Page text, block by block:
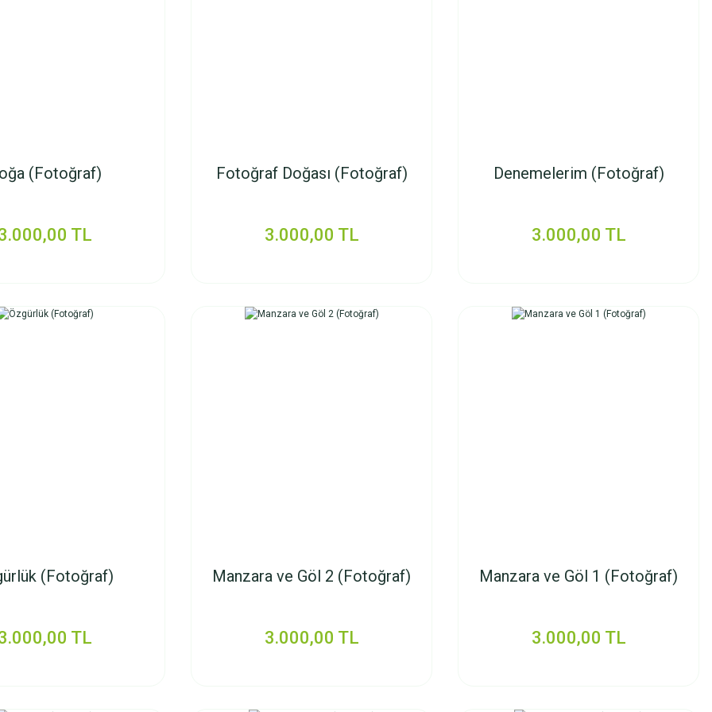
(Fotoğraf)
TL
Fotoğraf Doğası (Fotoğraf)
3.000,00 TL
Denemelerim (Fotoğraf)
3.000,00 TL
(Fotoğraf)
TL
Manzara ve Göl 2 (Fotoğraf)
3.000,00 TL
Manzara ve Göl 1 (Fotoğraf)
3.000,00 TL